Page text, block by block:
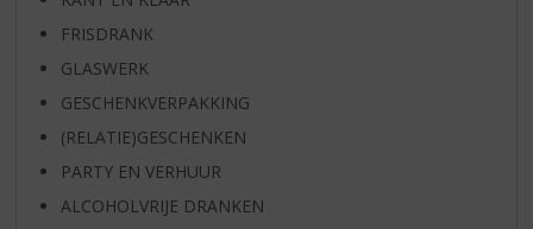
FRISDRANK
GLASWERK
GESCHENKVERPAKKING
(RELATIE)GESCHENKEN
PARTY EN VERHUUR
ALCOHOLVRIJE DRANKEN